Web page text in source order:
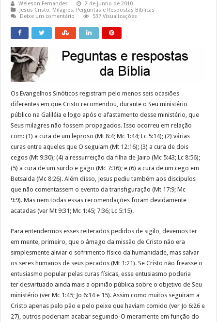
Weleson Fernandes
2 de junho de 2010
Jesus Cristo, Milagres, Perguntas e Respostas Bíblicas
Deixe um comentário
537 Visualizações
Os Evangelhos Sinóticos registram pelo menos seis ocasiões
diferentes em que Cristo recomendou, durante o Seu ministério
público na Galiléia e logo após o afastamento desse ministério, que
Seus milagres não fossem propagados. Isso ocorreu em relação
com:(1) a cura de um leproso (Mt 8:4; Mc 1:44; Lc 5:14); (2) várias
curas entre aqueles que O seguiam (Mt 12:16); (3) a cura de dois
cegos (Mt 9:30); (4) a ressurreição da filha de Jairo (Mc 5:43; Lc 8:56);
(5) a cura de um surdo e gago (Mc 7:36); e (6) a cura de um cego em
Betsaida (Mc 8:26). Além disso, Jesus pediu também aos discípulos
que não comentassem o evento da transfiguração (Mt 17:9; Mc
9:9). Mas nem todas essas recomendações foram devidamente
acatadas (ver Mt 9:31; Mc 1:45; 7:36; Lc 5:15).
Para entendermos esses reiterados pedidos de sigilo, devemos ter
em mente, primeiro, que o âmago da missão de Cristo não era
simplesmente aliviar o sofrimento físico da humanidade, mas salvar
os seres humanos de seus pecados (Mt 1:21). Se Cristo não freasse o
entusiasmo popular pelas curas físicas, esse entusiasmo poderia
ter desvirtuado ainda mais a opinião pública sobre o objetivo de Seu
ministério (ver Mc 1:45; Jo 6:14 e 15). Assim como muitos seguiram a
Cristo apenas pelo pão e pelo peixe que haviam comido (ver Jo 6:26 e
27), outros poderiam acabar seguindo-O meramente em função do